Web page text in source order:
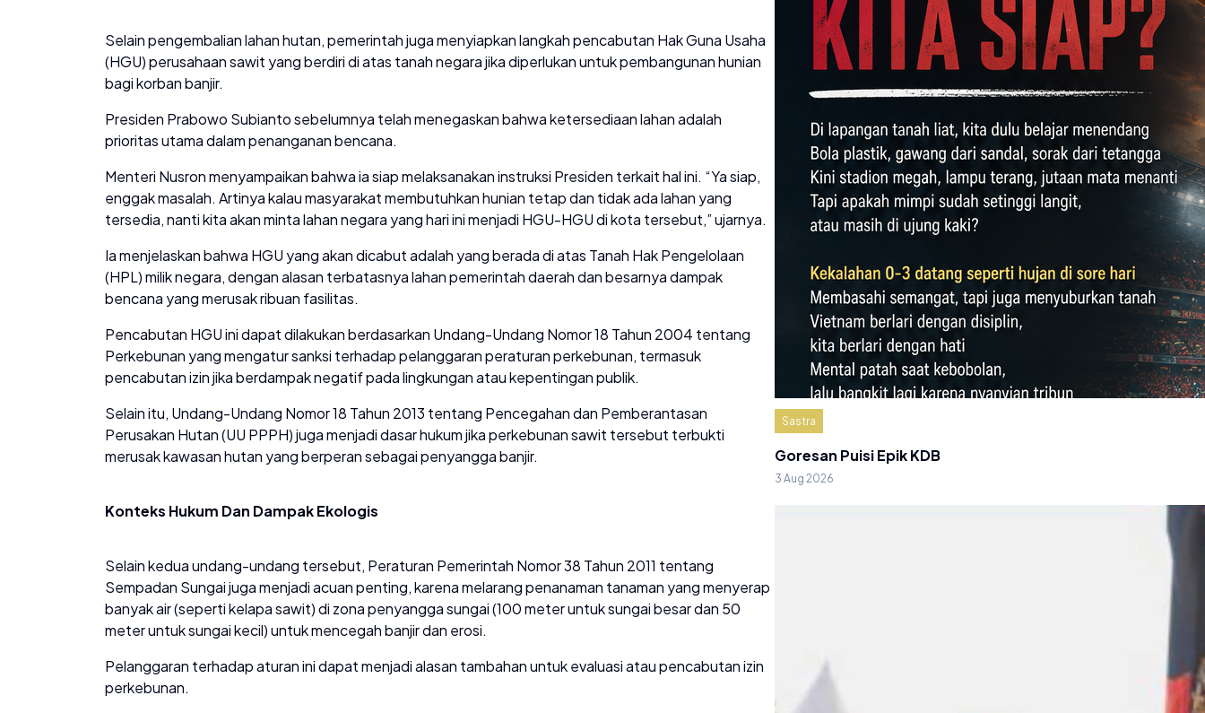
Selain pengembalian lahan hutan, pemerintah juga menyiapkan langkah pencabutan Hak Guna Usaha
(HGU) perusahaan sawit yang berdiri di atas tanah negara jika diperlukan untuk pembangunan hunian
bagi korban banjir.
Presiden Prabowo Subianto sebelumnya telah menegaskan bahwa ketersediaan lahan adalah
prioritas utama dalam penanganan bencana.
Menteri Nusron menyampaikan bahwa ia siap melaksanakan instruksi Presiden terkait hal ini. “Ya siap,
enggak masalah. Artinya kalau masyarakat membutuhkan hunian tetap dan tidak ada lahan yang
tersedia, nanti kita akan minta lahan negara yang hari ini menjadi HGU-HGU di kota tersebut,” ujarnya.
Ia menjelaskan bahwa HGU yang akan dicabut adalah yang berada di atas Tanah Hak Pengelolaan
(HPL) milik negara, dengan alasan terbatasnya lahan pemerintah daerah dan besarnya dampak
bencana yang merusak ribuan fasilitas.
Pencabutan HGU ini dapat dilakukan berdasarkan Undang-Undang Nomor 18 Tahun 2004 tentang
Perkebunan yang mengatur sanksi terhadap pelanggaran peraturan perkebunan, termasuk
pencabutan izin jika berdampak negatif pada lingkungan atau kepentingan publik.
Selain itu, Undang-Undang Nomor 18 Tahun 2013 tentang Pencegahan dan Pemberantasan
Perusakan Hutan (UU PPPH) juga menjadi dasar hukum jika perkebunan sawit tersebut terbukti
merusak kawasan hutan yang berperan sebagai penyangga banjir.
Konteks Hukum Dan Dampak Ekologis
Selain kedua undang-undang tersebut, Peraturan Pemerintah Nomor 38 Tahun 2011 tentang
Sempadan Sungai juga menjadi acuan penting, karena melarang penanaman tanaman yang menyerap
banyak air (seperti kelapa sawit) di zona penyangga sungai (100 meter untuk sungai besar dan 50
meter untuk sungai kecil) untuk mencegah banjir dan erosi.
Pelanggaran terhadap aturan ini dapat menjadi alasan tambahan untuk evaluasi atau pencabutan izin
perkebunan.
Sastra
Goresan Puisi Epik KDB
3 Aug 2026